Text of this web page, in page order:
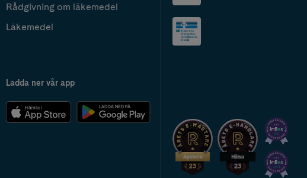
Rådgivning om läkemedel
Läkemedel
Ladda ner vår app
2024